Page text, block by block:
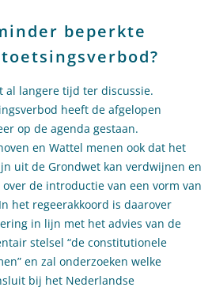
beperkte
al langere tijd ter discussie.
heeft de afgelopen
op de agenda gestaan.
en Wattel menen ook dat het
uit de Grondwet kan verdwijnen en
de introductie van een vorm van
het regeerakkoord is daarover
in lijn met het advies van de
stelsel “de constitutionele
en zal onderzoeken welke
bij het Nederlandse